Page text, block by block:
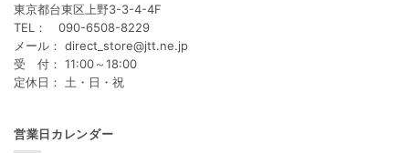
東京都台東区上野3-3-4-4F
TEL： 090-6508-8229
メール： direct_store@jtt.ne.jp
受 付： 11:00～18:00
定休日： 土・日・祝
営業日カレンダー